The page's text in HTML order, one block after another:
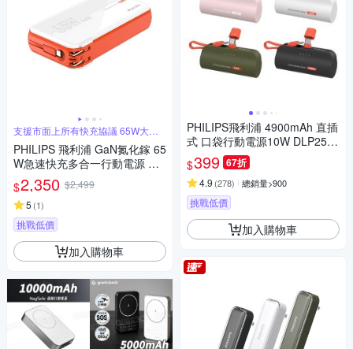
支援市面上所有快充協議 65W大功
率輸出
PHILIPS 飛利浦 GaN氮化鎵 65
W急速快充多合一行動電源 DL
P6350C (具Wh標示_53.65Wh)
$2,350 $2,499
5 (1)
挑戰低價
加入購物車
PHILIPS飛利浦 4900mAh 直插
式 口袋行動電源10W DLP2550
17.88Wh_具Wh標示
$399 67折
4.9 (278) 總銷量>900
挑戰低價
加入購物車